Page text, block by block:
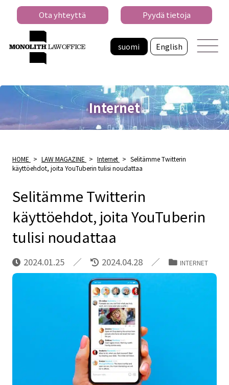
suomi English
Ota yhteyttä Pyydä tietoja
Internet
HOME > LAW MAGAZINE > Internet > Selitämme Twitterin
käyttöehdot, joita YouTuberin tulisi noudattaa
Selitämme Twitterin
käyttöehdot, joita YouTuberin
tulisi noudattaa
2024.01.25 2024.04.28 INTERNET